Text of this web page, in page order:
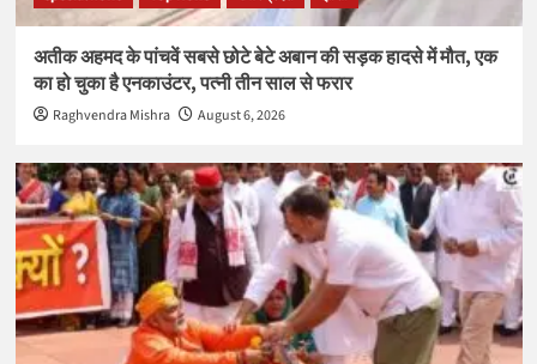
अतीक अहमद के पांचवें सबसे छोटे बेटे अबान की सड़क हादसे में मौत, एक
का हो चुका है एनकाउंटर, पत्नी तीन साल से फरार
Raghvendra Mishra August 6, 2026